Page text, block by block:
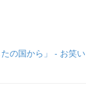
の国から」 - お笑い